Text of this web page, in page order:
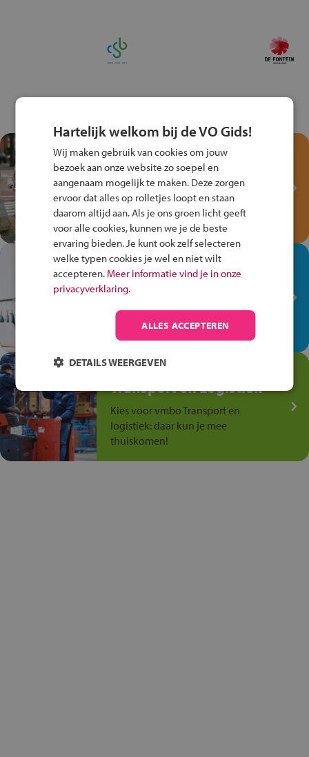
Test je kennis met het
Fiets Veilig
Verkeersspel!
Speel het Fiets Veilig Verkeersspel
en win een Cortina-fiets!
In de winkel ben je op je
plek!
op de winkelvloer, waar elke dag
anders is!
Jouw talent in de
Transport en Logistiek
Kies voor vmbo Transport en
logistiek: daar kun je mee
thuiskomen!
Hartelijk welkom bij de VO Gids!
Wij maken gebruik van cookies om jouw
bezoek aan onze website zo soepel en
aangenaam mogelijk te maken. Deze zorgen
ervoor dat alles op rolletjes loopt en staan
daarom altijd aan. Als je ons groen licht geeft
voor alle cookies, kunnen we je de beste
ervaring bieden. Je kunt ook zelf selecteren
welke typen cookies je wel en niet wilt
accepteren. Meer informatie vind je in onze
privacyverklaring.
ALLES ACCEPTEREN
DETAILS WEERGEVEN